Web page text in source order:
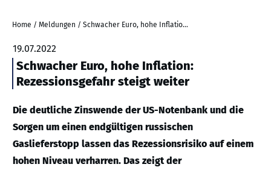
Home / Meldungen / Schwacher Euro, hohe Inflation: Rezessionsgefahr steigt weiter
19.07.2022
Schwacher Euro, hohe Inflation:
Rezessionsgefahr steigt weiter
Die deutliche Zinswende der US-Notenbank und die
Sorgen um einen endgültigen russischen
Gaslieferstopp lassen das Rezessionsrisiko auf einem
hohen Niveau verharren. Das zeigt der